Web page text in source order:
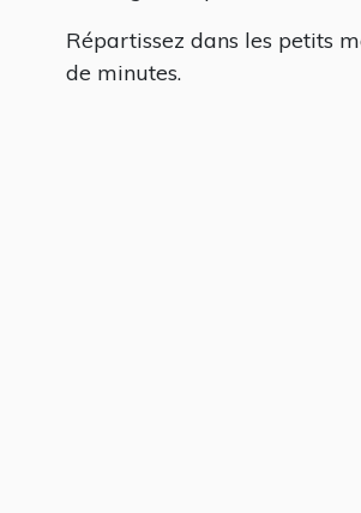
Répartissez dans les petits
de minutes.